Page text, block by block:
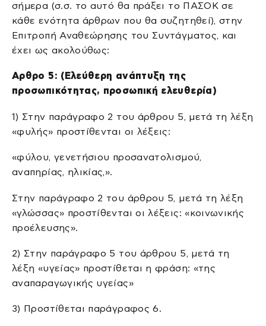
σήμερα (σ.σ. το αυτό θα πράξει το ΠΑΣΟΚ σε
κάθε ενότητα άρθρων που θα συζητηθεί), στην
Επιτροπή Αναθεώρησης του Συντάγματος, και
έχει ως ακολούθως:
Αρθρο 5: (Ελεύθερη ανάπτυξη της
προσωπικότητας, προσωπική ελευθερία)
1) Στην παράγραφο 2 του άρθρου 5, μετά τη λέξη
«φυλής» προστίθενται οι λέξεις:
«φύλου, γενετήσιου προσανατολισμού,
αναπηρίας, ηλικίας,».
Στην παράγραφο 2 του άρθρου 5, μετά τη λέξη
«γλώσσας» προστίθενται οι λέξεις: «κοινωνικής
προέλευσης».
2) Στην παράγραφο 5 του άρθρου 5, μετά τη
λέξη «υγείας» προστίθεται η φράση: «της
αναπαραγωγικής υγείας»
3) Προστίθεται παράγραφος 6.